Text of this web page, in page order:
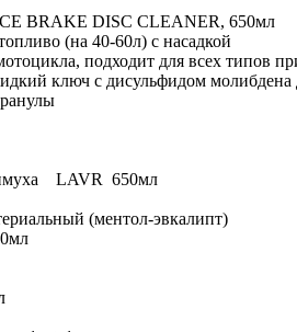
BRAKE DISC CLEANER, 650мл
(на 40-60л) с насадкой
подходит для всех типов
ключ с дисульфидом молибдена
LAVR 650мл
(ментол-эвкалипт)